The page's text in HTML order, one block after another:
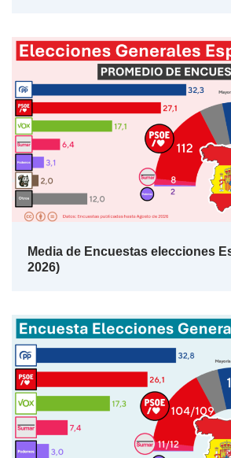
Media de Encuestas elecciones
2026)